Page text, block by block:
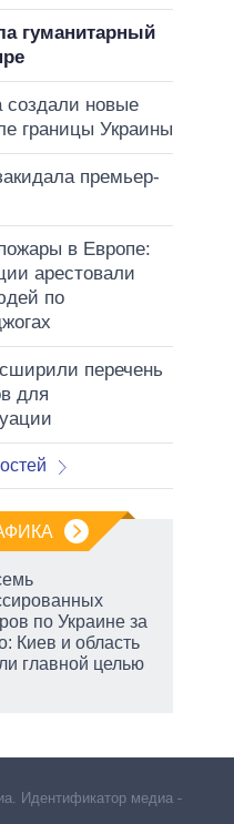
гуманитарный
создали новые
границы Украины
премьер-
в Европе:
арестовали
по
перечень
для
по Украине за
Киев и область
главной целью
Идентификатор медиа –